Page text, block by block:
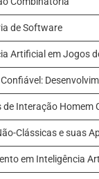
de Software
Artificial em Jogos
de Interação Homem
Clássicas e suas
em Inteligência